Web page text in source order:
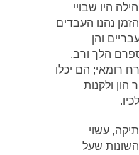
היו שבויי
נהנו העבדים
והן
הלך ורב,
רומאי; הם יכלו
הון ולקנות
עשוי
שעל